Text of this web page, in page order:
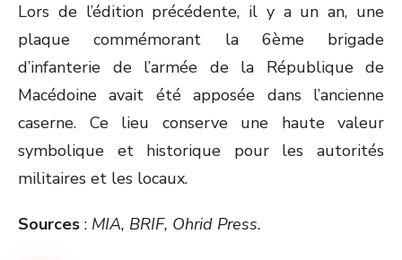
Lors de l’édition précédente, il y a un an, une
plaque commémorant la 6èmebrigade
d’infanterie de l’armée de la République de
Macédoine avait été apposée dans l’ancienne
caserne. Ce lieu conserve une haute valeur
symbolique et historique pour les autorités
militaires et les locaux.
Sources : MIA, BRIF, Ohrid Press.